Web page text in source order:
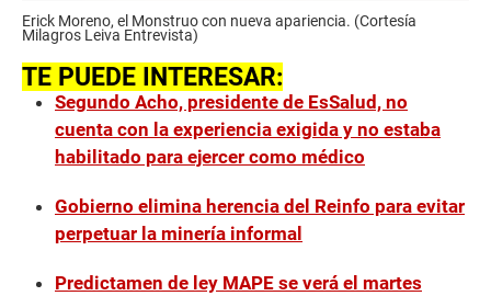
Erick Moreno, el Monstruo con nueva apariencia. (Cortesía
Milagros Leiva Entrevista)
TE PUEDE INTERESAR:
Segundo Acho, presidente de EsSalud, no
cuenta con la experiencia exigida y no estaba
habilitado para ejercer como médico
Gobierno elimina herencia del Reinfo para evitar
perpetuar la minería informal
Predictamen de ley MAPE se verá el martes